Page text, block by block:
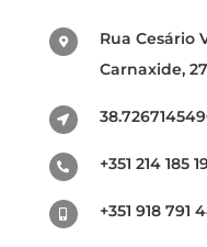
Rua Cesário
Carnaxide,
+351 214 185
+351 918 791